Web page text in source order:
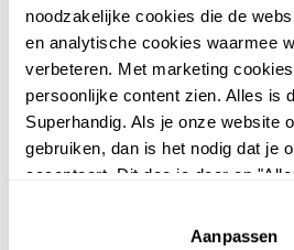
noodzakelijke cookies die de
en analytische cookies waarmee
verbeteren. Met marketing
persoonlijke content zien. Alles is
Superhandig. Als je onze website
gebruiken, dan is het nodig dat je
accepteert. Dit doe je door op
website niet optimaal functioneert.
Aanpassen